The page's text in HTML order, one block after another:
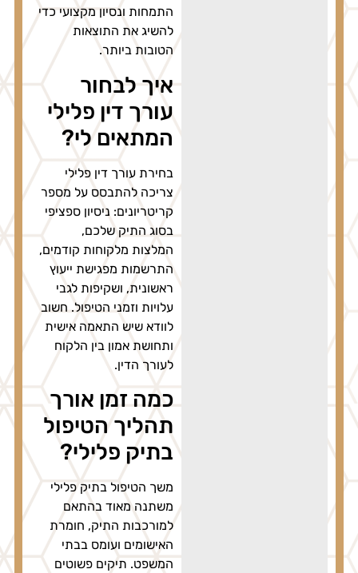
התמחות ונסיון מקצועי כדי
להשיג את התוצאות
הטובות ביותר.
איך לבחור
עורך דין פלילי
המתאים לי?
בחירת עורך דין פלילי
צריכה להתבסס על מספר
קריטריונים: ניסיון ספציפי
בסוג התיק שלכם,
המלצות מלקוחות קודמים,
התרשמות מפגישת ייעוץ
ראשונית, ושקיפות לגבי
עלויות וזמני הטיפול. חשוב
לוודא שיש התאמה אישית
ותחושת אמון בין הלקוח
לעורך הדין.
כמה זמן אורך
תהליך הטיפול
בתיק פלילי?
משך הטיפול בתיק פלילי
משתנה מאוד בהתאם
למורכבות התיק, חומרת
האישומים ועומס בבתי
המשפט. תיקים פשוטים